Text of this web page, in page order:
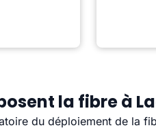
la fibre à
du déploiement de la